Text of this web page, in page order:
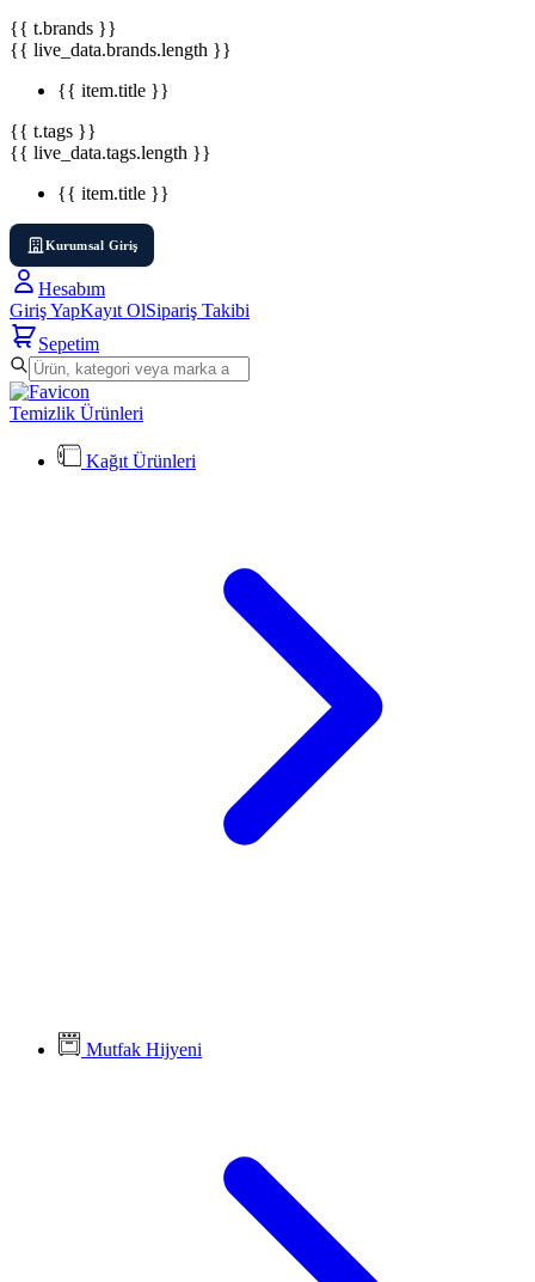
{{ t.brands }}
{{ live_data.brands.length }}
{{ item.title }}
{{ t.tags }}
{{ live_data.tags.length }}
{{ item.title }}
Kurumsal Giriş
Hesabım
Giriş YapKayıt OlSipariş Takibi
Sepetim
Temizlik Ürünleri
Kağıt Ürünleri
Mutfak Hijyeni